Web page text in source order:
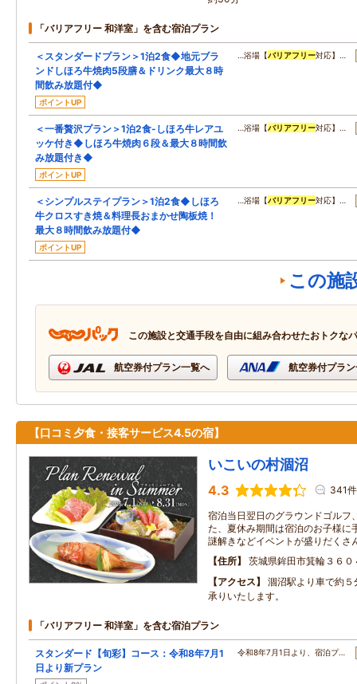
「バリアフリー 和洋室」を含む宿泊プラン
＜スタンダードプラン＞1泊2食◆地元ブラ
ンドしほろ牛焼肉5段膳＆ドリンク最大８時
間飲み放題付◆
ポイントUP
…浴場【バリアフリー対応】…
＜一番贅沢プラン＞1泊2食-しほろ牛レアユ
ッケ付き◆しほろ牛焼肉６段＆最大８時間飲
み放題付き◆
ポイントUP
…浴場【バリアフリー対応】…
＜シンプルステイプラン＞1泊2食◆しほろ
牛クロスすき焼＆料理長おまかせ陶板焼！
最大８時間飲み放題付◆
ポイントUP
…浴場【バリアフリー対応】…
この施
この施設と交通手段を自由に組み合わせたおトクな
航空券付プラン一覧へ 航空券付プラ
【口コミ夕食・接客サービス4.5の宿】
いこいの村涸沼
4.3 341件
宿泊当日翌日のグラウンドゴルフ
た、夏休み期間は宿泊のお子様に
謎解きなどイベントが盛りだくさ
住所
茨城県鉾田市箕輪３６０
アクセス
涸沼駅より車で約
承りいたします。
「バリアフリー 和洋室」を含む宿泊プラン
スタンダード【旬彩】コース：令和8年7月1
日より新プラン
令和8年7月1日より、宿泊プ…